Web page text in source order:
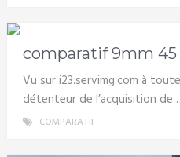
comparatif 9mm 45
Vu sur i23.servimg.com à
détenteur de l’acquisition de
COMPARATIF